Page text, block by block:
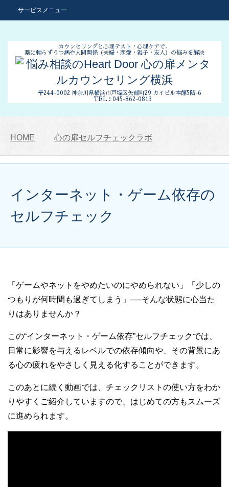
カウンセリングと心理テスト・心理ケアで、
薬に頼らずうつ病や人間関係（夫婦・恋愛・親子・友人）の悩みを解決
〒244-0002 神奈川県横浜市戸塚区矢部町29 カイビル本館5階-6
TEL：045-862-0813
サービスメニュー
HOME 心の扉セルフチェックラボ
インターネット・ゲーム依存の
セルフチェック
「ゲームやネットをやめたいのにやめられない」「少しの
つもりが何時間も過ぎてしまう」──そんな状態に心当た
りはありませんか？
この“インターネット・ゲーム依存”セルフチェックでは、
日常に影響を与えるレベルでの依存傾向や、その背景にあ
る心の疲れをやさしく見える化することができます。
このあとに続く動画では、チェックリストの使い方をわか
りやすくご紹介していますので、はじめての方もスムーズ
に進められます。